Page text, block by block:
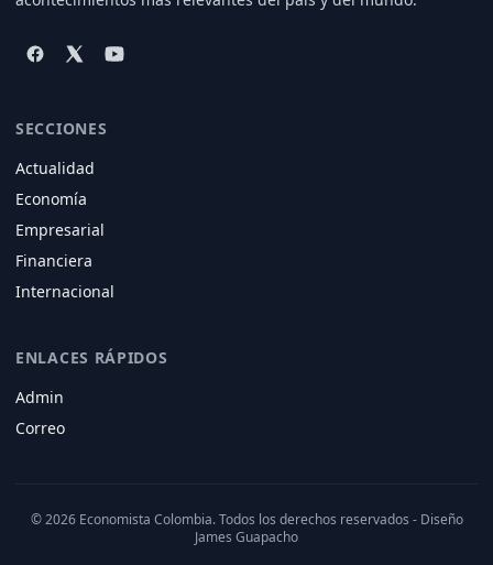
SECCIONES
Actualidad
Economía
Empresarial
Financiera
Internacional
ENLACES RÁPIDOS
Admin
Correo
© 2026 Economista Colombia. Todos los derechos reservados - Diseño
James Guapacho